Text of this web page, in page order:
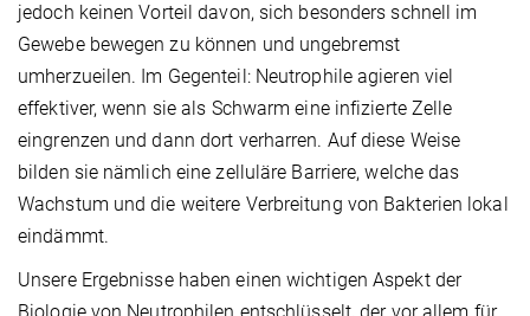
jedoch keinen Vorteil davon, sich besonders schnell im
Gewebe bewegen zu können und ungebremst
umherzueilen. Im Gegenteil: Neutrophile agieren viel
effektiver, wenn sie als Schwarm eine infizierte Zelle
eingrenzen und dann dort verharren. Auf diese Weise
bilden sie nämlich eine zelluläre Barriere, welche das
Wachstum und die weitere Verbreitung von Bakterien lokal
eindämmt.
Unsere Ergebnisse haben einen wichtigen Aspekt der